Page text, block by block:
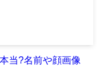
当?名前や顔画像